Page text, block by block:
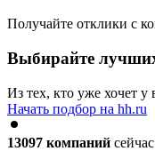
Получайте отклики с
Выбирайте
Из тех, кто уже хочет у
Начать подбор на hh.ru
13097 компаний